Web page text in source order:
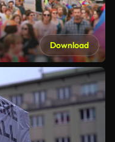
Download